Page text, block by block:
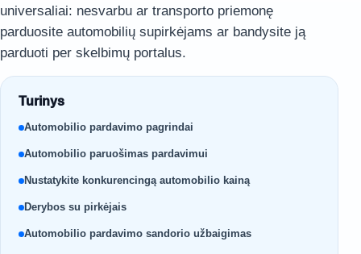
universaliai: nesvarbu ar transporto priemonę
parduosite automobilių supirkėjams ar bandysite ją
parduoti per skelbimų portalus.
Turinys
Automobilio pardavimo pagrindai
Automobilio paruošimas pardavimui
Nustatykite konkurencingą automobilio kainą
Derybos su pirkėjais
Automobilio pardavimo sandorio užbaigimas